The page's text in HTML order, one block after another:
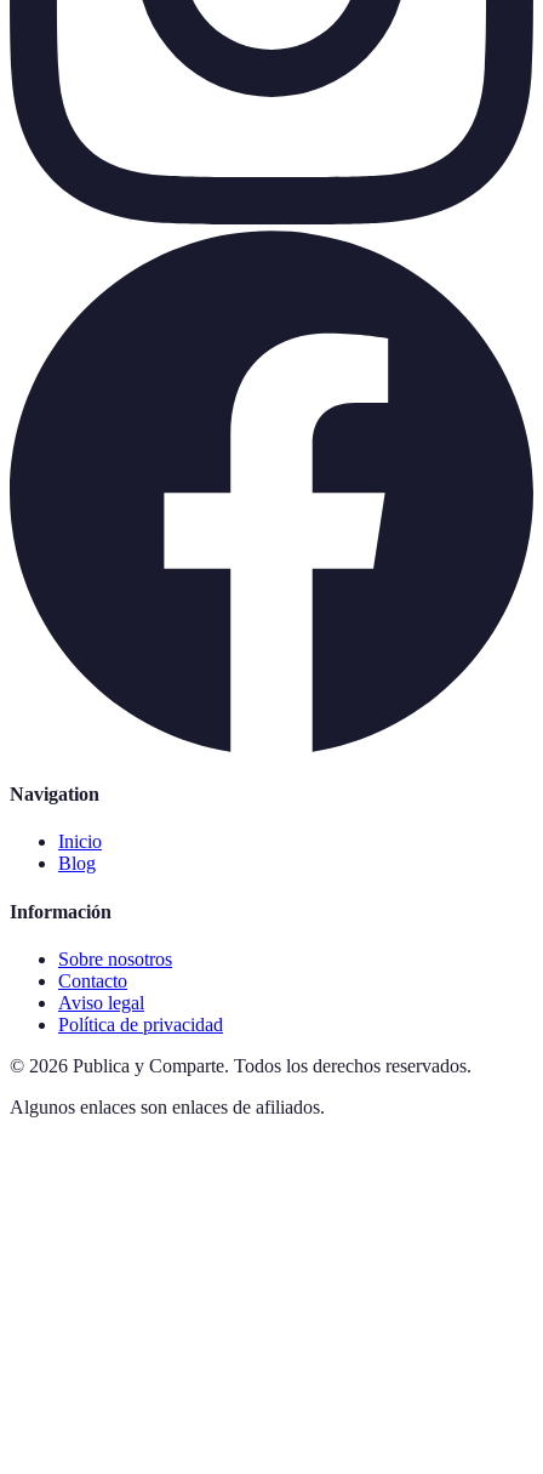
Navigation
Inicio
Blog
Información
Sobre nosotros
Contacto
Aviso legal
Política de privacidad
© 2026 Publica y Comparte. Todos los derechos reservados.
Algunos enlaces son enlaces de afiliados.